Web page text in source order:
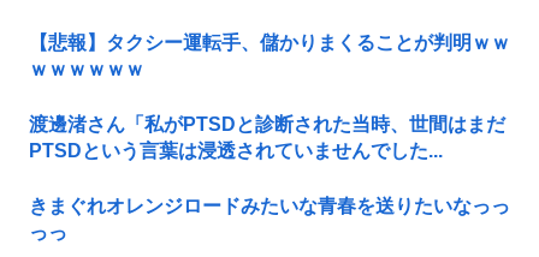
【悲報】タクシー運転手、儲かりまくることが判明ｗｗ
ｗｗｗｗｗｗ
渡邊渚さん「私がPTSDと診断された当時、世間はまだ
PTSDという言葉は浸透されていませんでした...
きまぐれオレンジロードみたいな青春を送りたいなっっ
っっ